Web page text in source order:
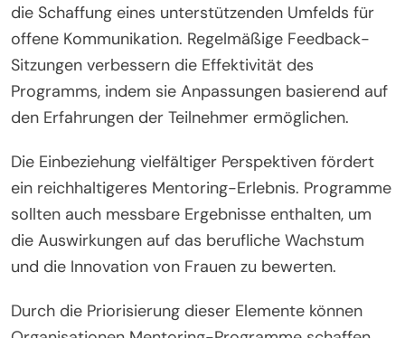
die Schaffung eines unterstützenden Umfelds für
offene Kommunikation. Regelmäßige Feedback-
Sitzungen verbessern die Effektivität des
Programms, indem sie Anpassungen basierend auf
den Erfahrungen der Teilnehmer ermöglichen.
Die Einbeziehung vielfältiger Perspektiven fördert
ein reichhaltigeres Mentoring-Erlebnis. Programme
sollten auch messbare Ergebnisse enthalten, um
die Auswirkungen auf das berufliche Wachstum
und die Innovation von Frauen zu bewerten.
Durch die Priorisierung dieser Elemente können